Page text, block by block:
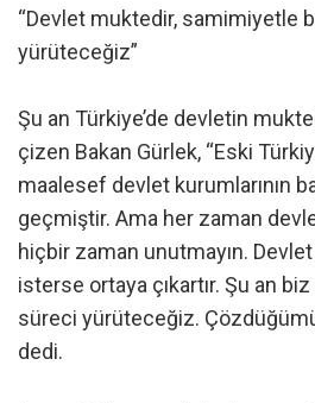
“Devlet muktedir, samimiyetle
yürüteceğiz”
Şu an Türkiye’de devletin
çizen Bakan Gürlek, “Eski
maalesef devlet kurumlarının
geçmiştir. Ama her zaman
hiçbir zaman unutmayın.
isterse ortaya çıkartır. Şu an
süreci yürüteceğiz.
dedi.